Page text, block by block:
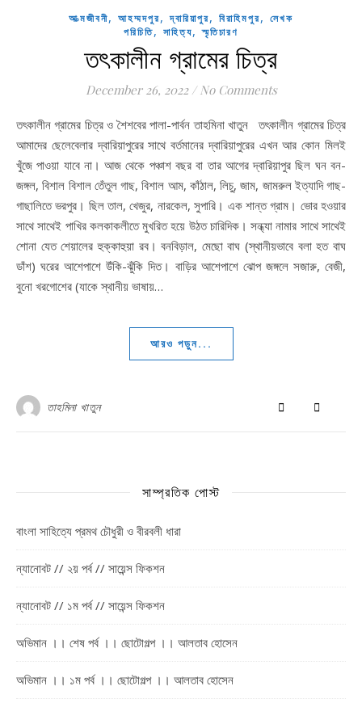
আত্মজীবনী, আহম্মদপুর,দ্বারিয়াপুর, বিরাহিমপুর, লেখক
পরিচিতি, সাহিত্য,স্মৃতিচারণ
তৎকালীন গ্রামের চিত্র
December 26, 2022 / No Comments
তৎকালীন গ্রামের চিত্র ও শৈশবের পালা-পার্বন তাহমিনা খাতুন তৎকালীন গ্রামের চিত্র
আমাদের ছেলেবেলার দ্বারিয়াপুরের সাথে বর্তমানের দ্বারিয়াপুরের এখন আর কোন মিলই
খুঁজে পাওয়া যাবে না। আজ থেকে পঞ্চাশ বছর বা তার আগের দ্বারিয়াপুর ছিল ঘন বন-
জঙ্গল, বিশাল বিশাল তেঁতুল গাছ, বিশাল আম, কাঁঠাল, লিচু, জাম, জামরুল ইত্যাদি গাছ-
গাছালিতে ভরপুর। ছিল তাল, খেজুর, নারকেল, সুপারি। এক শান্ত গ্রাম। ভোর হওয়ার
সাথে সাথেই পাখির কলকাকলীতে মুখরিত হয়ে উঠত চারিদিক। সন্ধ্যা নামার সাথে সাথেই
শোনা যেত শেয়ালের হুক্কাহুয়া রব। বনবিড়াল, মেছো বাঘ (স্থানীয়ভাবে বলা হত বাঘ
ডাঁশ) ঘরের আশেপাশে উঁকি-ঝুঁকি দিত। বাড়ির আশেপাশে ঝোপ জঙ্গলে সজারু, বেজী,
বুনো খরগোশের (যাকে স্থানীয় ভাষায়…
আরও পড়ুন...
তাহমিনা খাতুন
সাম্প্রতিক পোস্ট
বাংলা সাহিত্যে প্রমথ চৌধুরী ও বীরবলী ধারা
ন্যানোবট // ২য় পর্ব // সায়েন্স ফিকশন
ন্যানোবট // ১ম পর্ব // সায়েন্স ফিকশন
অভিমান ।। শেষ পর্ব ।। ছোটোগল্প ।। আলতাব হোসেন
অভিমান ।। ১ম পর্ব ।। ছোটোগল্প ।। আলতাব হোসেন